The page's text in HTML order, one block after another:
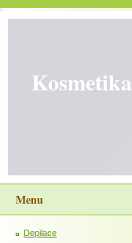
Menu
Depilace